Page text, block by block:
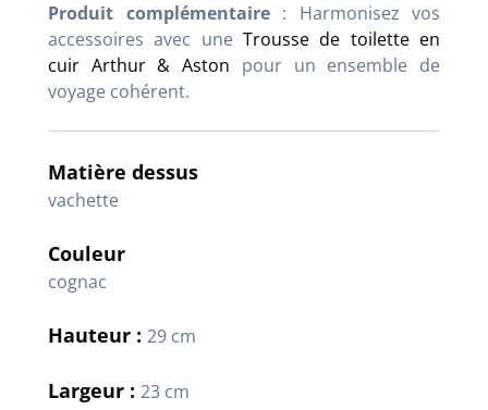
Produit complémentaire: Harmonisez vos
accessoires avec une Trousse de toilette en
cuir Arthur & Aston pour un ensemble de
voyage cohérent.
Matière dessus
vachette
Couleur
cognac
Hauteur : 29 cm
Largeur : 23 cm